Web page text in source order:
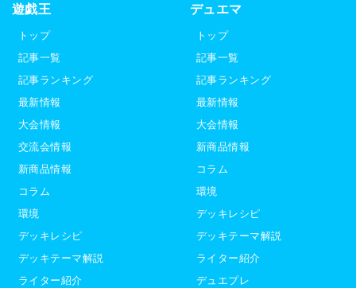
遊戯王
トップ
記事一覧
記事ランキング
最新情報
大会情報
交流会情報
新商品情報
コラム
環境
デッキレシピ
デッキテーマ解説
ライター紹介
デュエマ
トップ
記事一覧
記事ランキング
最新情報
大会情報
新商品情報
コラム
環境
デッキレシピ
デッキテーマ解説
ライター紹介
デュエプレ